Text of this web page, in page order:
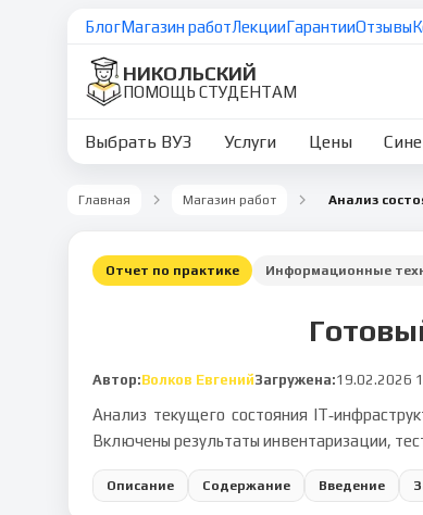
БлогМагазин работЛекцииГарантииОтзывы
НИКОЛЬСКИЙ
ПОМОЩЬ СТУДЕНТАМ
Выбрать ВУЗ Услуги Цены
Главная Магазин работ
Отчет по практике Информационные
Автор:Волков ЕвгенийЗагружена:19.02.2026
Анализ текущего состояния
Включены результаты инвентаризации,
Описание Содержание Введение